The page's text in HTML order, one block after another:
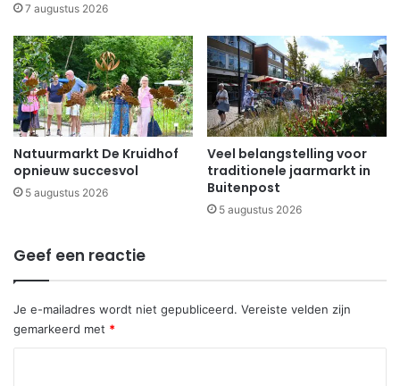
7 augustus 2026
Natuurmarkt De Kruidhof
opnieuw succesvol
5 augustus 2026
Veel belangstelling voor
traditionele jaarmarkt in
Buitenpost
5 augustus 2026
Geef een reactie
Je e-mailadres wordt niet gepubliceerd. Vereiste velden zijn
gemarkeerd met *